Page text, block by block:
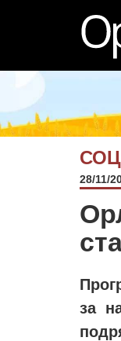
28/11/
за